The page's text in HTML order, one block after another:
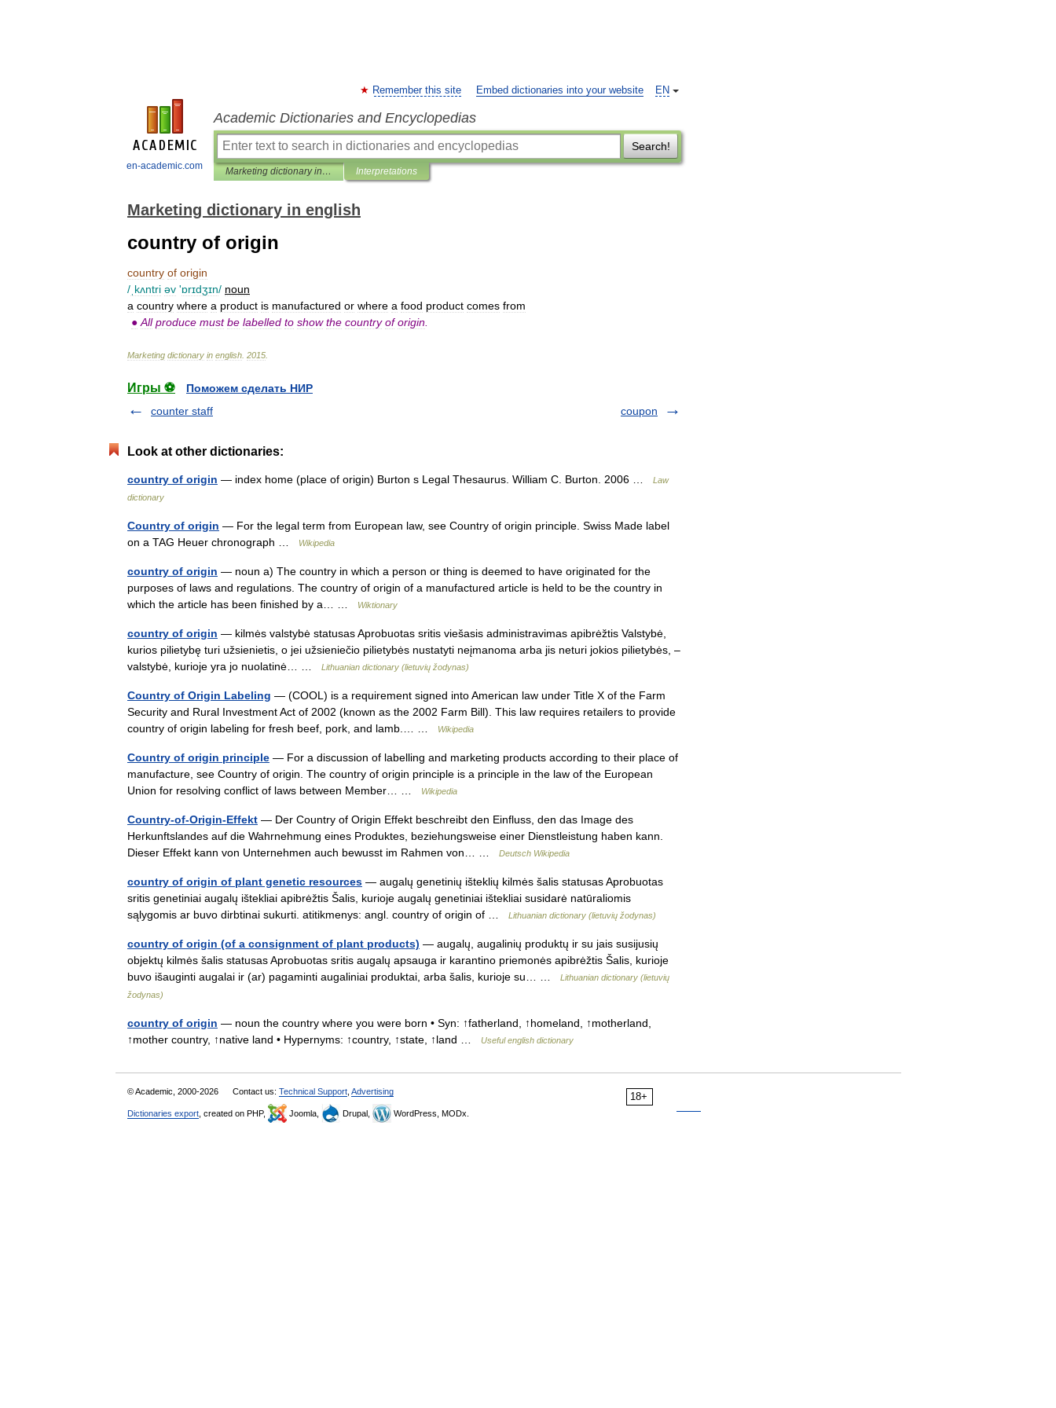
en-academic.com
EN
Remember this site Embed dictionaries into your website
Academic Dictionaries and Encyclopedias
Search!
Marketing dictionary in english Interpretations
Marketing dictionary in english
country of origin
country of origin
/ ˌkʌntri əv 'ɒrɪdʒɪn/ noun
a country where a product is manufactured or where a food product comes from
● All produce must be labelled to show the country of origin
Marketing dictionary in english 2015
Игры ⚽
Поможем сделать НИР
counter staff
coupon
Look at other dictionaries:
country of origin — index home (place of origin) Burton s Legal Thesaurus. William C. Burton. 2006 …
Law
dictionary
Country of origin — For the legal term from European law, see Country of origin principle. Swiss Made label
on a TAG Heuer chronograph …
Wikipedia
country of origin — noun a) The country in which a person or thing is deemed to have originated for the
purposes of laws and regulations. The country of origin of a manufactured article is held to be the country in
which the article has been finished by a… …
Wiktionary
country of origin — kilmės valstybė statusas Aprobuotas sritis viešasis administravimas apibrėžtis Valstybė,
kurios pilietybę turi užsienietis, o jei užsieniečio pilietybės nustatyti neįmanoma arba jis neturi jokios pilietybės, –
valstybė, kurioje yra jo nuolatinė… …
Lithuanian dictionary (lietuvių žodynas)
Country of Origin Labeling — (COOL) is a requirement signed into American law under Title X of the Farm
Security and Rural Investment Act of 2002 (known as the 2002 Farm Bill). This law requires retailers to provide
country of origin labeling for fresh beef, pork, and lamb.… …
Wikipedia
Country of origin principle — For a discussion of labelling and marketing products according to their place of
manufacture, see Country of origin. The country of origin principle is a principle in the law of the European
Union for resolving conflict of laws between Member… …
Wikipedia
Country-of-Origin-Effekt — Der Country of Origin Effekt beschreibt den Einfluss, den das Image des
Herkunftslandes auf die Wahrnehmung eines Produktes, beziehungsweise einer Dienstleistung haben kann.
Dieser Effekt kann von Unternehmen auch bewusst im Rahmen von… …
Deutsch Wikipedia
country of origin of plant genetic resources — augalų genetinių išteklių kilmės šalis statusas Aprobuotas
sritis genetiniai augalų ištekliai apibrėžtis Šalis, kurioje augalų genetiniai ištekliai susidarė natūraliomis
sąlygomis ar buvo dirbtinai sukurti. atitikmenys: angl. country of origin of …
Lithuanian dictionary (lietuvių žodynas)
country of origin (of a consignment of plant products) — augalų, augalinių produktų ir su jais susijusių
objektų kilmės šalis statusas Aprobuotas sritis augalų apsauga ir karantino priemonės apibrėžtis Šalis, kurioje
buvo išauginti augalai ir (ar) pagaminti augaliniai produktai, arba šalis, kurioje su… …
Lithuanian dictionary (lietuvių
žodynas)
country of origin — noun the country where you were born • Syn: ↑fatherland, ↑homeland, ↑motherland,
↑mother country, ↑native land • Hypernyms: ↑country, ↑state, ↑land …
Useful english dictionary
18+
© Academic, 2000-2026 Contact us: Technical Support Advertising
Dictionaries export , created on PHP, Joomla, Drupal, WordPress, MODx.